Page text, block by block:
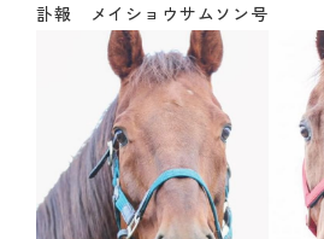
訃報 メイショウサムソン号